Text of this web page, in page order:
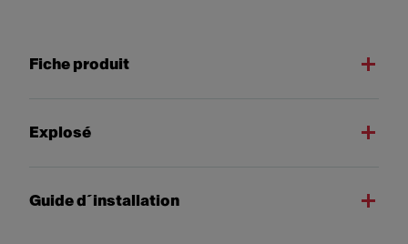
Fiche produit
Explosé
Guide d´installation